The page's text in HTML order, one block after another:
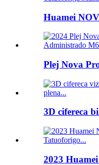
Huamei
Plej Nova
3D cifereca
2023